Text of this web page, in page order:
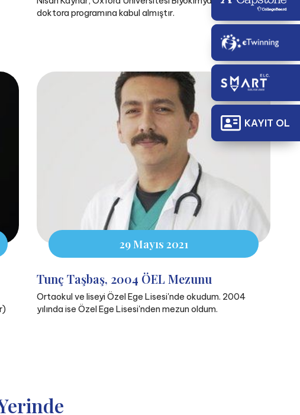
doktora programına kabul almıştır.
29 Mayıs 2021
Tunç Taşbaş, 2004 ÖEL Mezunu
Ortaokul ve liseyi Özel Ege Lisesi'nde okudum. 2004
yılında ise Özel Ege Lisesi'nden mezun oldum.
KAYIT OL